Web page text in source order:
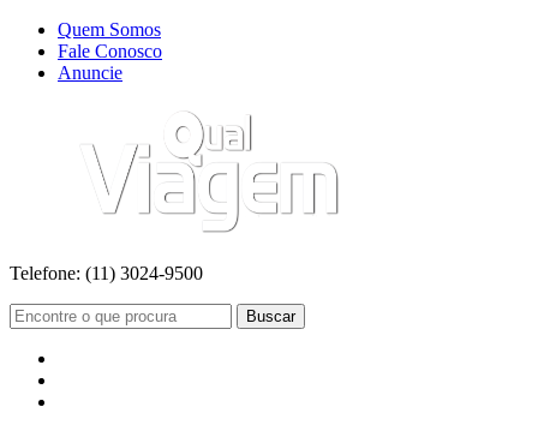
Quem Somos
Fale Conosco
Anuncie
Telefone: (11) 3024-9500
Buscar